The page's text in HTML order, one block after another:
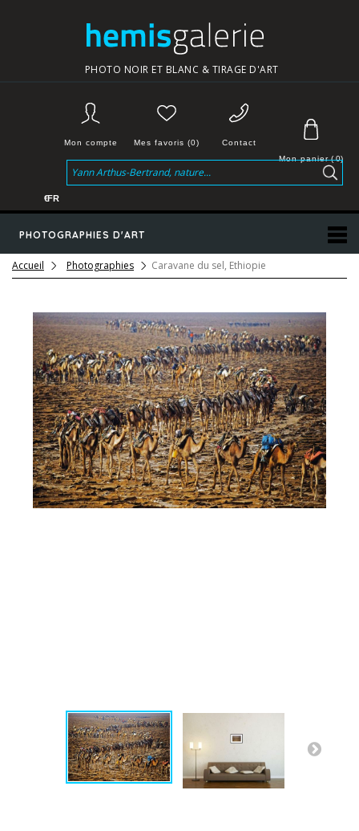
PHOTO NOIR ET BLANC & TIRAGE D'ART
Mon panier( 0)
Contact
Mes favoris (0)
Mon compte
PHOTOGRAPHIES D'ART
€FR
Accueil Photographies Caravane du sel, Ethiopie